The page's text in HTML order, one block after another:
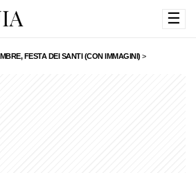
☰
FESTA DEI SANTI (CON IMMAGINI) >